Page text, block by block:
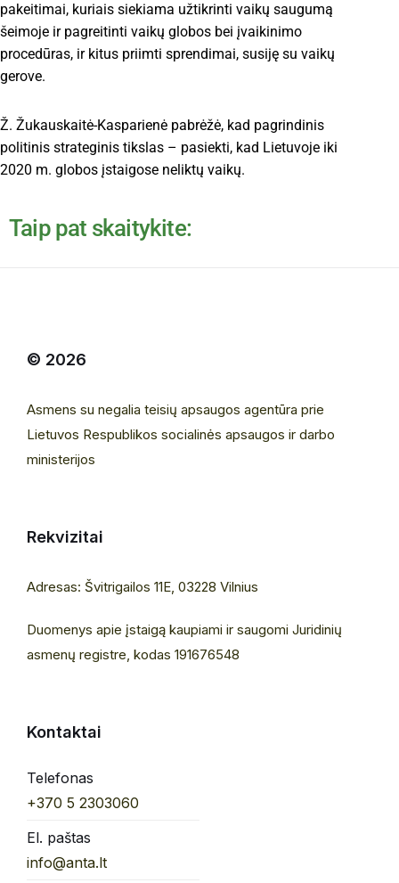
pakeitimai, kuriais siekiama užtikrinti vaikų saugumą
šeimoje ir pagreitinti vaikų globos bei įvaikinimo
procedūras, ir kitus priimti sprendimai, susiję su vaikų
gerove.
Ž. Žukauskaitė-Kasparienė pabrėžė, kad pagrindinis
politinis strateginis tikslas – pasiekti, kad Lietuvoje iki
2020 m. globos įstaigose neliktų vaikų.
Taip pat skaitykite:
© 2026
Asmens su negalia teisių apsaugos agentūra prie
Lietuvos Respublikos socialinės apsaugos ir darbo
ministerijos
Rekvizitai
Adresas: Švitrigailos 11E, 03228 Vilnius
Duomenys apie įstaigą kaupiami ir saugomi Juridinių
asmenų registre, kodas 191676548
Kontaktai
Telefonas
+370 5 2303060
El. paštas
info@anta.lt